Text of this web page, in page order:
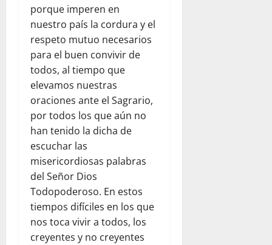
porque imperen en
nuestro país la cordura y el
respeto mutuo necesarios
para el buen convivir de
todos, al tiempo que
elevamos nuestras
oraciones ante el Sagrario,
por todos los que aún no
han tenido la dicha de
escuchar las
misericordiosas palabras
del Señor Dios
Todopoderoso. En estos
tiempos difíciles en los que
nos toca vivir a todos, los
creyentes y no creyentes